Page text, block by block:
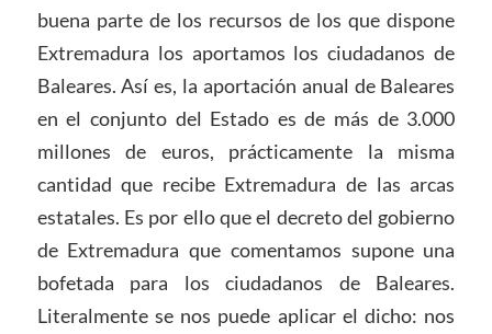
buena parte de los recursos de los que dispone
Extremadura los aportamos los ciudadanos de
Baleares. Así es, la aportación anual de Baleares
en el conjunto del Estado es de más de 3.000
millones de euros, prácticamente la misma
cantidad que recibe Extremadura de las arcas
estatales. Es por ello que el decreto del gobierno
de Extremadura que comentamos supone una
bofetada para los ciudadanos de Baleares.
Literalmente se nos puede aplicar el dicho: nos